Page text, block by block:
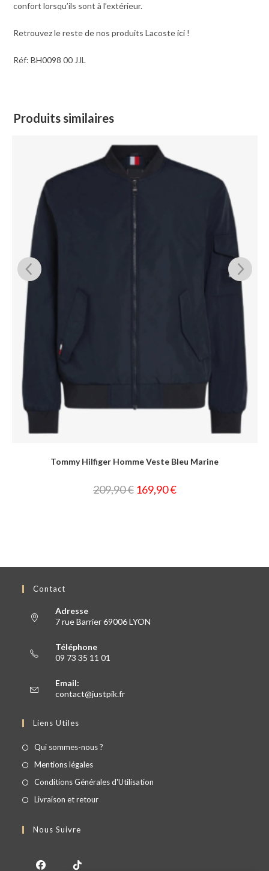
confort lorsqu’ils sont à l’extérieur.
Retrouvez le reste de nos produits Lacosteici !
Réf: BH0098 00 JJL
Produits similaires
Tommy Hilfiger Homme Veste Bleu Marine
209,90€ 169,90€
Contact
Adresse
7 rue Barrier 69006 LYON
Téléphone
09 73 35 11 01
Email:
contact@justpik.fr
Liens Utiles
Qui sommes-nous ?
Mentions légales
Conditions Générales d'Utilisation
Livraison et retour
Nous Suivre